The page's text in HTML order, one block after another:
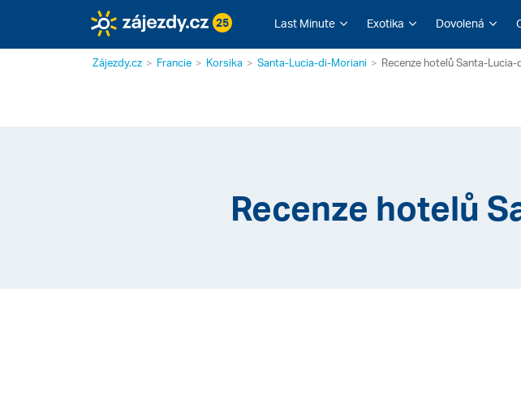
25 Last Minute Exotika Dovolená
Zájezdy.cz Francie Korsika Santa-Lucia-di-Moriani Recenze hotelů Santa-
Recenze hotelů